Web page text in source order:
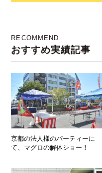
RECOMMEND
おすすめ実績記事
京都の法人様のパーティーに
て、マグロの解体ショー！